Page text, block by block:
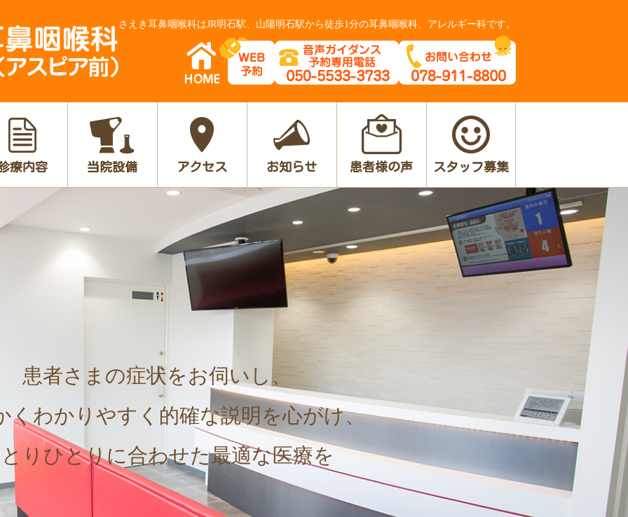
さえき耳鼻咽喉科はJR明石駅、山陽明石駅から徒歩1分の耳鼻咽喉科、アレルギー科です。
療内容 当院設備 アクセス お知らせ 患者様の声 スタッフ募集
患者さまの症状をお伺いし、
くわかりやすく的確な説明を心がけ、
りひとりに合わせた最適な医療を